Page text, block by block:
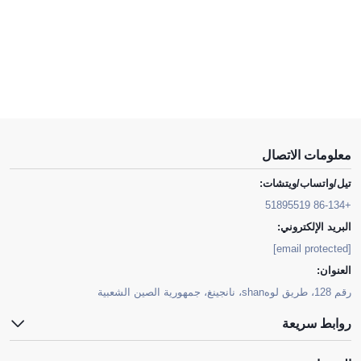
معلومات الاتصال
تيل/واتساب/ويتشات:
+86-134 51895519
البريد الإلكتروني:
[email protected]
العنوان:
رقم 128، طريق لوهshan، نانجينغ، جمهورية الصين الشعبية
روابط سريعة